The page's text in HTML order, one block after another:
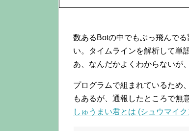
数あるBotの中でもぶっ飛んで
い。タイムラインを解析して単
あ、なんだかよくわからないが
プログラムで組まれているため
もあるが、通報したところで無
しゅうまい君とは (シュウマイ